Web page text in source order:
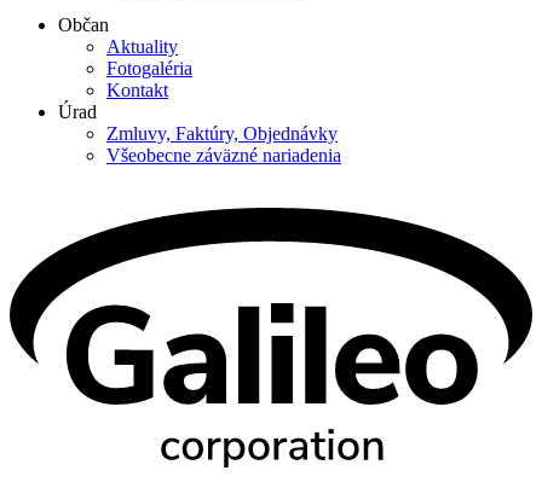
Občan
Aktuality
Fotogaléria
Kontakt
Úrad
Zmluvy, Faktúry, Objednávky
Všeobecne záväzné nariadenia